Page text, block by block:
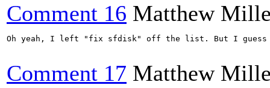
Comment 16 Matthew
Oh yeah, I left "fix sfdisk" off the list. But I guess
Comment 17 Matthew